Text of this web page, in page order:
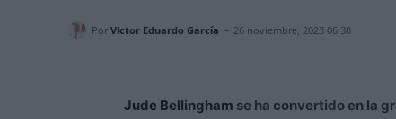
Por Victor Eduardo García - 26 noviembre, 2023 06:38
Jude Bellingham se ha convertido en la